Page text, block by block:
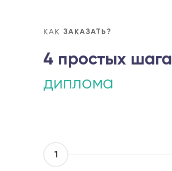
КАК ЗАКАЗАТЬ?
4 простых шага
диплома
1